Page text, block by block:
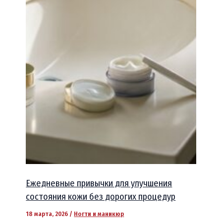
Ежедневные привычки для улучшения
состояния кожи без дорогих процедур
18 марта, 2026 / Ногти и маникюр